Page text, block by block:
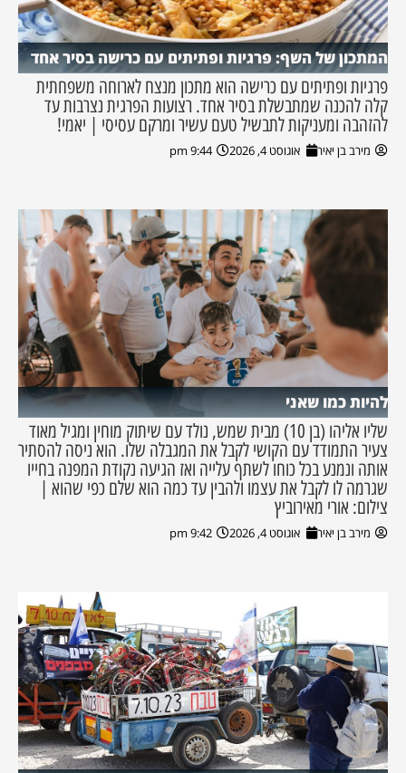
המתכון של השף: פרגיות ופתיתים עם כרישה בסיר אחד
פרגיות ופתיתים עם כרישה הוא מתכון מנצח לארוחה משפחתית
קלה להכנה שמתבשלת בסיר אחד. רצועות הפרגית נצרבות עד
להזהבה ומעניקות לתבשיל טעם עשיר ומרקם עסיסי | יאמי!
מירב בן יאיר אוגוסט 4, 2026 9:44 pm
להיות כמו שאני
שליו אליהו (בן 10) מבית שמש, נולד עם שיתוק מוחין ומגיל מאוד
צעיר התמודד עם הקושי לקבל את המגבלה שלו. הוא ניסה להסתיר
אותה ונמנע בכל כוחו לשתף עלייה ואז הגיעה נקודת המפנה בחייו
שגרמה לו לקבל את עצמו ולהבין עד כמה הוא שלם כפי שהוא |
צילום: אורי מאירוביץ
מירב בן יאיר אוגוסט 4, 2026 9:42 pm